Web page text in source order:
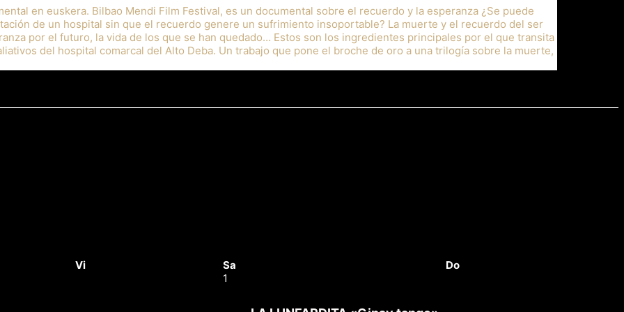
en euskera. Bilbao Mendi Film Festival, es un documental sobre el recuerdo y la esperanza ¿Se puede
de un hospital sin que el recuerdo genere un sufrimiento insoportable? La muerte y el recuerdo del ser
por el futuro, la vida de los que se han quedado… Estos son los ingredientes principales por el que transita
del hospital comarcal del Alto Deba. Un trabajo que pone el broche de oro a una trilogía sobre la muerte,
Vi Sa
Do
1